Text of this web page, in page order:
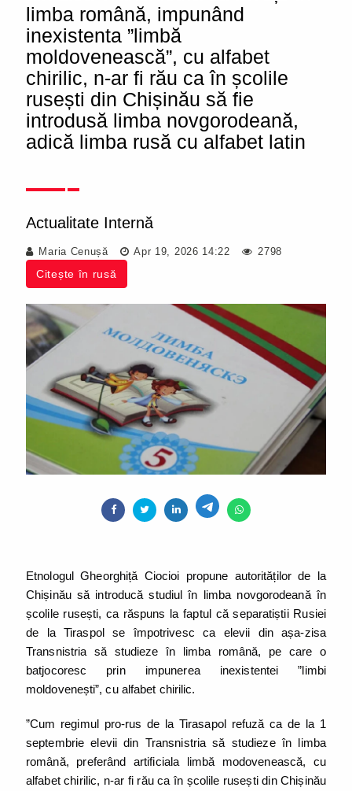
limba română, impunând
inexistenta ”limbă
moldovenească”, cu alfabet
chirilic, n-ar fi rău ca în școlile
rusești din Chișinău să fie
introdusă limba novgorodeană,
adică limba rusă cu alfabet latin
Actualitate Internă
Maria Cenușă Apr 19, 2026 14:22 2798
Citește în rusă
Etnologul Gheorghiță Ciocioi propune autorităților de la
Chișinău să introducă studiul în limba novgorodeană în
școlile rusești, ca răspuns la faptul că separatiștii Rusiei
de la Tiraspol se împotrivesc ca elevii din așa-zisa
Transnistria să studieze în limba română, pe care o
batjocoresc prin impunerea inexistentei ”limbi
moldovenești”, cu alfabet chirilic.
”Cum regimul pro-rus de la Tirasapol refuză ca de la 1
septembrie elevii din Transnistria să studieze în limba
română, preferând artificiala limbă modovenească, cu
alfabet chirilic, n-ar fi rău ca în școlile rusești din Chișinău